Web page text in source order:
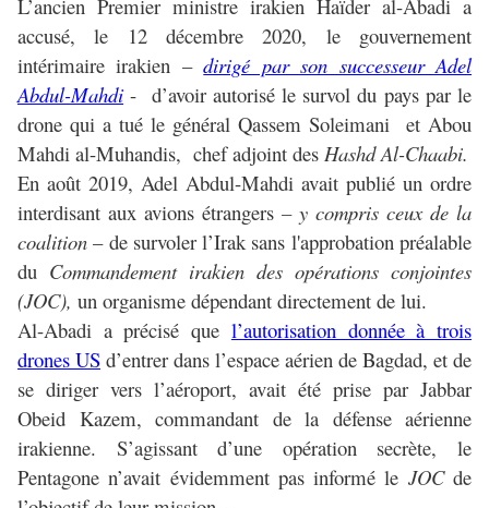
L’ancien Premier ministre irakien Haïder al-Abadi a
accusé, le 12 décembre 2020, le gouvernement
intérimaire irakien –dirigé par son successeur Adel
Abdul-Mahdi - d’avoir autorisé le survol du pays par le
drone qui a tué le général Qassem Soleimani et Abou
Mahdi al-Muhandis, chef adjoint des Hashd Al-Chaabi.
En août 2019, Adel Abdul-Mahdi avait publié un ordre
interdisant aux avions étrangers – y compris ceux de la
coalition – de survoler l’Irak sans l'approbation préalable
du Commandement irakien des opérations conjointes
(JOC), un organisme dépendant directement de lui.
Al-Abadi a précisé que l’autorisation donnée à trois
drones US d’entrer dans l’espace aérien de Bagdad, et de
se diriger vers l’aéroport, avait été prise par Jabbar
Obeid Kazem, commandant de la défense aérienne
irakienne. S’agissant d’une opération secrète, le
Pentagone n’avait évidemment pas informé le JOCde